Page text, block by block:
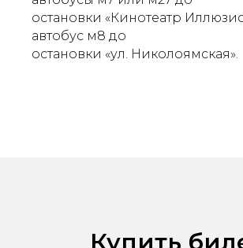
остановки «Кинотеатр
автобус м8 до
остановки «ул. Николоямская».
Купить